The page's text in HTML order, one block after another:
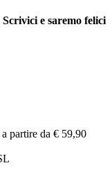
e saremo felici
a partire da € 59,90